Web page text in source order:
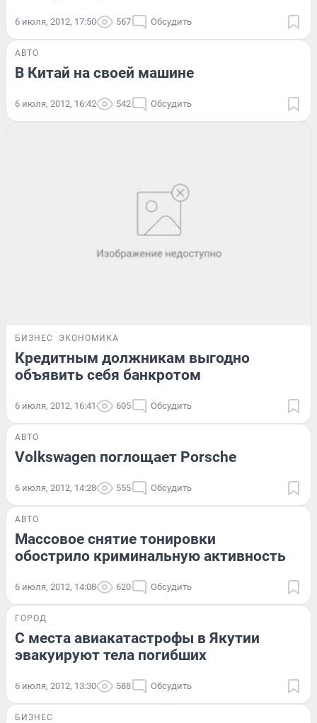
6 июля, 2012, 17:50 567 Обсудить
АВТО
В Китай на своей машине
6 июля, 2012, 16:42 542 Обсудить
БИЗНЕС ЭКОНОМИКА
Кредитным должникам выгодно
объявить себя банкротом
6 июля, 2012, 16:41 605 Обсудить
АВТО
Volkswagen поглощает Porsche
6 июля, 2012, 14:28 555 Обсудить
АВТО
Массовое снятие тонировки
обострило криминальную активность
6 июля, 2012, 14:08 620 Обсудить
ГОРОД
С места авиакатастрофы в Якутии
эвакуируют тела погибших
6 июля, 2012, 13:30 588 Обсудить
БИЗНЕС